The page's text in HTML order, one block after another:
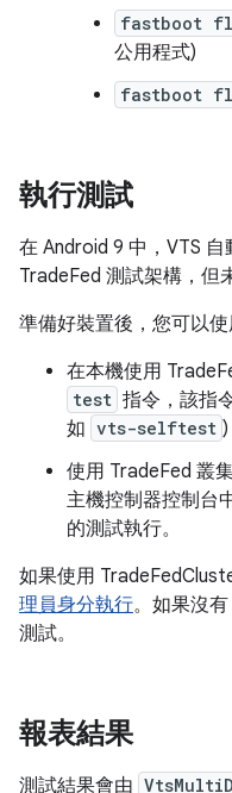
fastboot
公用程式)
fastboot
執行測試
在 Android 9 中，VTS
TradeFed 測試架構，但
準備好裝置後，您可以
在本機使用
test 指令，該指
如 vts-selftest )
使用 TradeFed 叢
主機控制器控制台
的測試執行。
如果使用
理員身分執行。如果沒
測試。
報表結果
測試結果會由